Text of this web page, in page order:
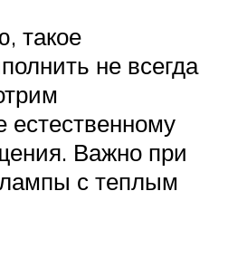
такое
не всегда
естественному
Важно при
с теплым